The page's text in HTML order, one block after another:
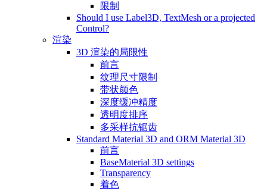
限制
Should I use Label3D, TextMesh or a projected
Control?
渲染
3D 渲染的局限性
前言
纹理尺寸限制
带状颜色
深度缓冲精度
透明度排序
多采样抗锯齿
Standard Material 3D and ORM Material 3D
前言
BaseMaterial 3D settings
Transparency
着色